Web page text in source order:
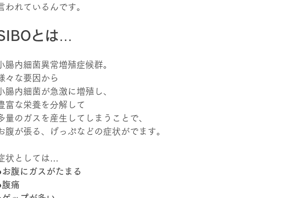
われているんです。
とは…
腸内細菌異常増殖症候群。
々な要因から
腸内細菌が急激に増殖し、
富な栄養を分解して
量のガスを産生してしまうことで、
腹が張る、げっぷなどの症状がでます。
状としては…
お腹にガスがたまる
腹痛